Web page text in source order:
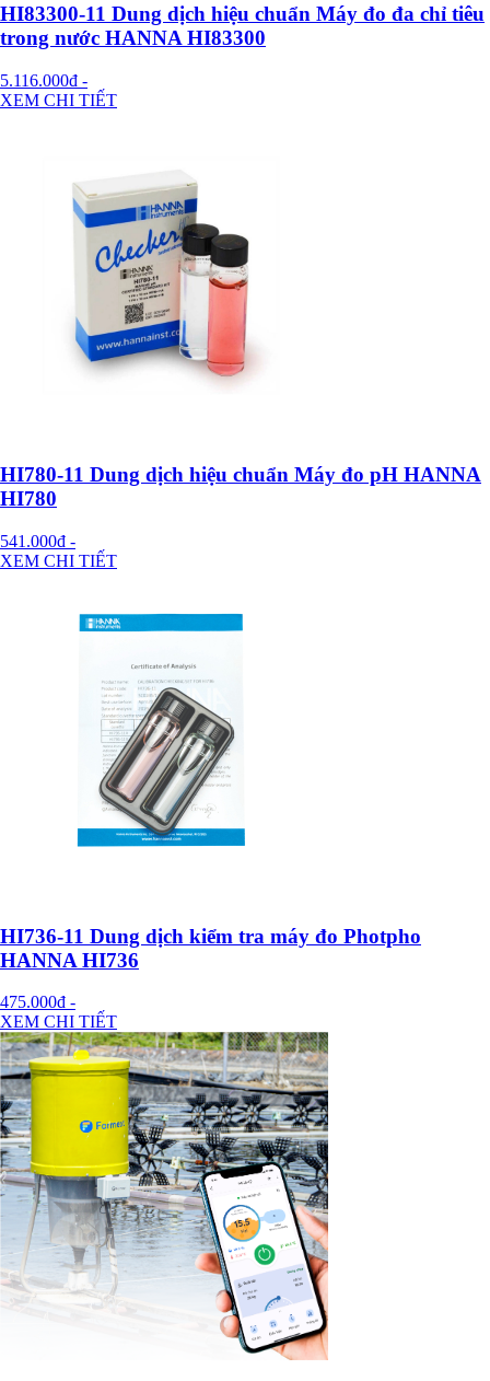
HI83300-11 Dung dịch hiệu chuẩn Máy đo đa chỉ tiêu
trong nước HANNA HI83300
5.116.000đ -
XEM CHI TIẾT
HI780-11 Dung dịch hiệu chuẩn Máy đo pH HANNA
HI780
541.000đ -
XEM CHI TIẾT
HI736-11 Dung dịch kiểm tra máy đo Photpho
HANNA HI736
475.000đ -
XEM CHI TIẾT